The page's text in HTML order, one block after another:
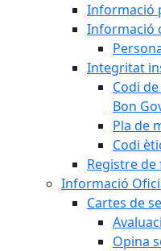
Informació
Informació
Integritat
Codi
Bon
Pla de
Codi
Registre
Informació
Cartes de
Opina